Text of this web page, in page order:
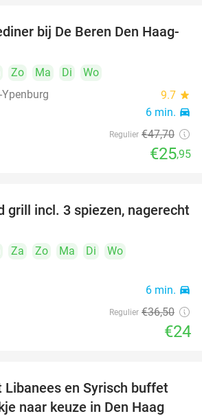
food
food
food
46%
bij De Beren Den Haag-
Zo Ma Di
Wo
9.7 star
6 min. directions_car
Regulier €47,70
€25,95
34%
grill incl. 3 spiezen, nagerecht
Za Zo Ma Di
Wo
6 min. directions_car
Regulier €36,50
€24
31%
Libanees en Syrisch buffet
naar keuze in Den Haag